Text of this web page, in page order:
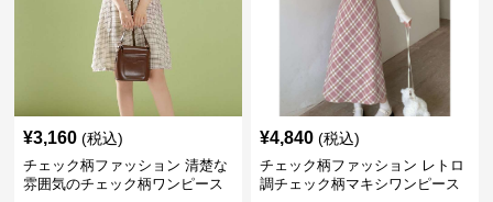
¥3,160 (税込)
チェック柄ファッション 清楚な
雰囲気のチェック柄ワンピース
¥4,840 (税込)
チェック柄ファッション レトロ
調チェック柄マキシワンピース